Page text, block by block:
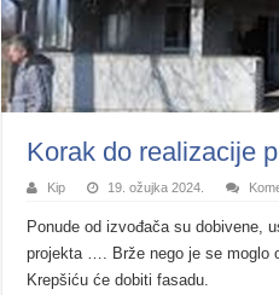
Korak do realizacije
Kip 19. ožujka 2024.
Ponude od izvođača su dobivene,
projekta …. Brže nego je se moglo
Krepšiću će dobiti fasadu.